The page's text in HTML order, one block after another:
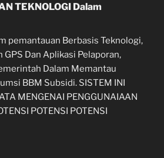
TEKNOLOGI Dalam
pemantauan Berbasis Teknologi,
Dan Aplikasi Pelaporan,
Dalam Memantau
BBM Subsidi. SISTEM INI
MENGENAI PENGGUNAIAAN
POTENSI POTENSI